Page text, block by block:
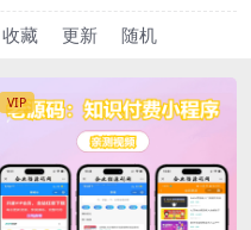
收藏 更新 随机
VIP